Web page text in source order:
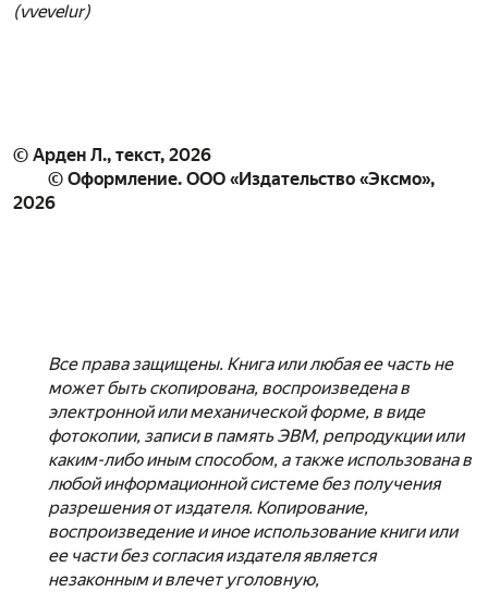
(vvevelur)
© Арден Л., текст, 2026
© Оформление. ООО «Издательство «Эксмо»,
2026
Все права защищены. Книга или любая ее часть не
может быть скопирована, воспроизведена в
электронной или механической форме, в виде
фотокопии, записи в память ЭВМ, репродукции или
каким-либо иным способом, а также использована в
любой информационной системе без получения
разрешения от издателя. Копирование,
воспроизведение и иное использование книги или
ее части без согласия издателя является
незаконным и влечет уголовную,